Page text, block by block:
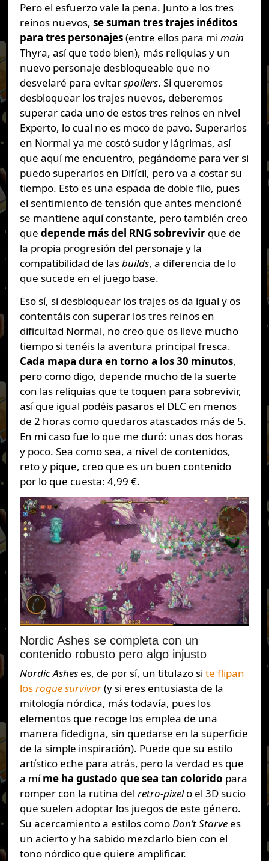
Pero el esfuerzo vale la pena. Junto a los tres
reinos nuevos, se suman tres trajes inéditos
para tres personajes(entre ellos para mi main
Thyra, así que todo bien), más reliquias y un
nuevo personaje desbloqueable que no
desvelaré para evitarspoilers. Si queremos
desbloquear los trajes nuevos, deberemos
superar cada uno de estos tres reinos en nivel
Experto, lo cual no es moco de pavo. Superarlos
en Normal ya me costó sudor y lágrimas, así
que aquí me encuentro, pegándome para ver si
puedo superarlos en Difícil, pero va a costar su
tiempo. Esto es una espada de doble filo, pues
el sentimiento de tensión que antes mencioné
se mantiene aquí constante, pero también creo
que depende más del RNG sobrevivirque de
la propia progresión del personaje y la
compatibilidad de lasbuilds, a diferencia de lo
que sucede en el juego base.
Eso sí, si desbloquear los trajes os da igual y os
contentáis con superar los tres reinos en
dificultad Normal, no creo que os lleve mucho
tiempo si tenéis la aventura principal fresca.
Cada mapa dura en torno a los 30 minutos,
pero como digo, depende mucho de la suerte
con las reliquias que te toquen para sobrevivir,
así que igual podéis pasaros el DLC en menos
de 2 horas como quedaros atascados más de 5.
En mi caso fue lo que me duró: unas dos horas
y poco. Sea como sea, a nivel de contenidos,
reto y pique, creo que es un buen contenido
por lo que cuesta: 4,99 €.
Nordic Ashes se completa con un
contenido robusto pero algo injusto
Nordic Asheses, de por sí, un titulazo si te flipan
losrogue survivor(y si eres entusiasta de la
mitología nórdica, más todavía, pues los
elementos que recoge los emplea de una
manera fidedigna, sin quedarse en la superficie
de la simple inspiración). Puede que su estilo
artístico eche para atrás, pero la verdad es que
a míme ha gustado que sea tan colorido para
romper con la rutina del retro-pixelo el 3D sucio
que suelen adoptar los juegos de este género.
Su acercamiento a estilos comoDon’t Starvees
un acierto y ha sabido mezclarlo bien con el
tono nórdico que quiere amplificar.